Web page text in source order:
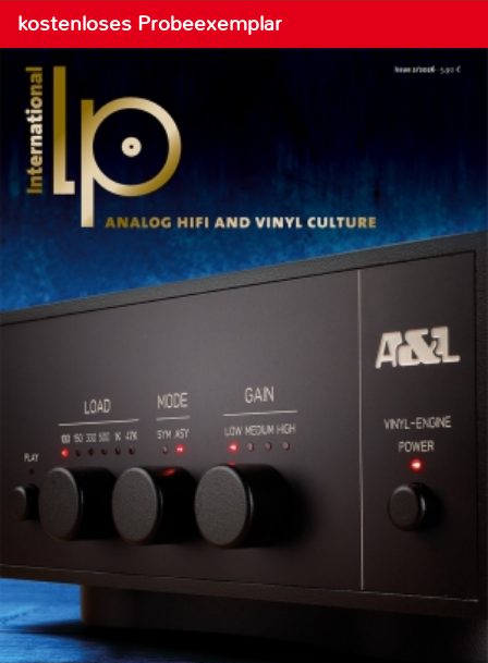
kostenloses Probeexemplar